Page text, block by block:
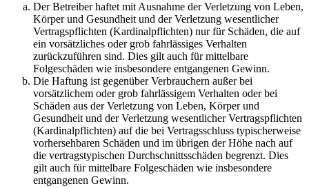
Der Betreiber haftet mit Ausnahme der Verletzung von Leben,
Körper und Gesundheit und der Verletzung wesentlicher
Vertragspflichten (Kardinalpflichten) nur für Schäden, die auf
ein vorsätzliches oder grob fahrlässiges Verhalten
zurückzuführen sind. Dies gilt auch für mittelbare
Folgeschäden wie insbesondere entgangenen Gewinn.
Die Haftung ist gegenüber Verbrauchern außer bei
vorsätzlichem oder grob fahrlässigem Verhalten oder bei
Schäden aus der Verletzung von Leben, Körper und
Gesundheit und der Verletzung wesentlicher Vertragspflichten
(Kardinalpflichten) auf die bei Vertragsschluss typischerweise
vorhersehbaren Schäden und im übrigen der Höhe nach auf
die vertragstypischen Durchschnittsschäden begrenzt. Dies
gilt auch für mittelbare Folgeschäden wie insbesondere
entgangenen Gewinn.